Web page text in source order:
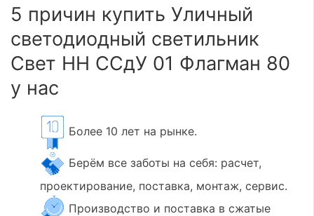
5 причин купить Уличный
светодиодный светильник
Свет НН ССдУ 01 Флагман 80
у нас
Более 10 лет на рынке.
Берём все заботы на себя: расчет,
проектирование, поставка, монтаж, сервис.
Производство и поставка в сжатые